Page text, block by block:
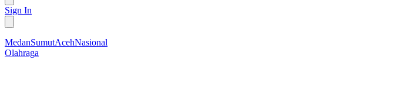
Sign In
MedanSumutAcehNasional
Olahraga